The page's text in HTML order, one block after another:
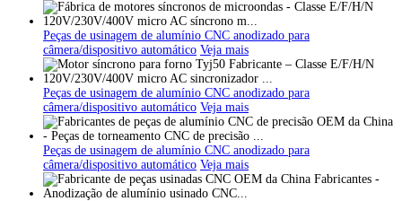
Peças de usinagem de alumínio CNC anodizado para
câmera/dispositivo automático Veja mais
Peças de usinagem de alumínio CNC anodizado para
câmera/dispositivo automático Veja mais
Peças de usinagem de alumínio CNC anodizado para
câmera/dispositivo automático Veja mais